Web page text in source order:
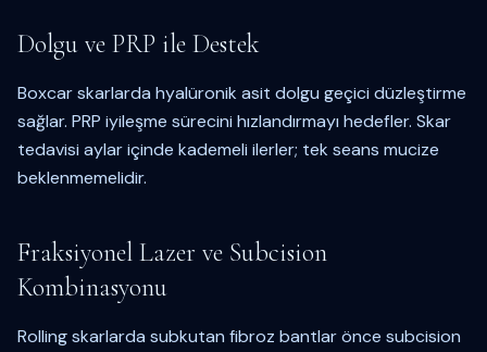
Dolgu ve PRP ile Destek
Boxcar skarlarda hyalüronik asit dolgu geçici düzleştirme
sağlar. PRP iyileşme sürecini hızlandırmayı hedefler. Skar
tedavisi aylar içinde kademeli ilerler; tek seans mucize
beklenmemelidir.
Fraksiyonel Lazer ve Subcision
Kombinasyonu
Rolling skarlarda subkutan fibroz bantlar önce subcision